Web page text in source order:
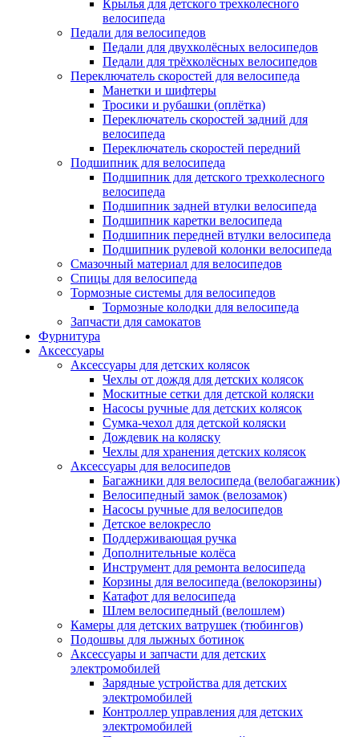
Крылья для детского трехколесного
велосипеда
Педали для велосипедов
Педали для двухколёсных велосипедов
Педали для трёхколёсных велосипедов
Переключатель скоростей для велосипеда
Манетки и шифтеры
Тросики и рубашки (оплётка)
Переключатель скоростей задний для
велосипеда
Переключатель скоростей передний
Подшипник для велосипеда
Подшипник для детского трехколесного
велосипеда
Подшипник задней втулки велосипеда
Подшипник каретки велосипеда
Подшипник передней втулки велосипеда
Подшипник рулевой колонки велосипеда
Смазочный материал для велосипедов
Спицы для велосипеда
Тормозные системы для велосипедов
Тормозные колодки для велосипеда
Запчасти для самокатов
Фурнитура
Аксессуары
Аксессуары для детских колясок
Чехлы от дождя для детских колясок
Москитные сетки для детской коляски
Насосы ручные для детских колясок
Сумка-чехол для детской коляски
Дождевик на коляску
Чехлы для хранения детских колясок
Аксессуары для велосипедов
Багажники для велосипеда (велобагажник)
Велосипедный замок (велозамок)
Насосы ручные для велосипедов
Детское велокресло
Поддерживающая ручка
Дополнительные колёса
Инструмент для ремонта велосипеда
Корзины для велосипеда (велокорзины)
Катафот для велосипеда
Шлем велосипедный (велошлем)
Камеры для детских ватрушек (тюбингов)
Подошвы для лыжных ботинок
Аксессуары и запчасти для детских
электромобилей
Зарядные устройства для детских
электромобилей
Контроллер управления для детских
электромобилей